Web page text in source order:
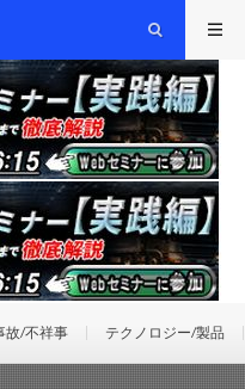
故/不祥事 テクノロジー/製品